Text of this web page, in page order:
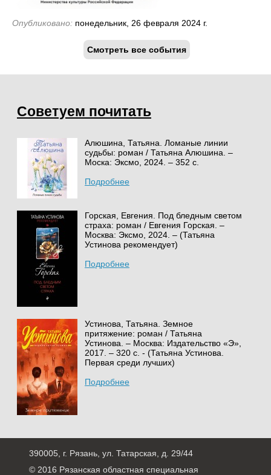
Опубликовано: понедельник, 26 февраля 2024 г.
Смотреть все события
Советуем почитать
Алюшина, Татьяна. Ломаные линии
судьбы: роман / Татьяна Алюшина. –
Моска: Эксмо, 2024. – 352 с.
Подробнее
Горская, Евгения. Под бледным светом
страха: роман / Евгения Горская. –
Москва: Эксмо, 2024. – (Татьяна
Устинова рекомендует)
Подробнее
Устинова, Татьяна. Земное
притяжение: роман / Татьяна
Устинова. – Москва: Издательство «Э»,
2017. – 320 с. - (Татьяна Устинова.
Первая среди лучших)
Подробнее
390005, г. Рязань, ул. Татарская, д. 29/44
© 2016 Рязанская областная специальная